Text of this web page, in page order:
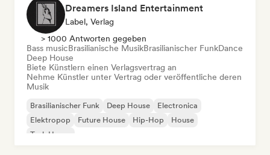
Dreamers Island Entertainment
Label, Verlag
> 1000 Antworten gegeben
Bass musicBrasilianische MusikBrasilianischer FunkDance
Deep House
Biete Künstlern einen Verlagsvertrag an
Nehme Künstler unter Vertrag oder veröffentliche deren
Musik
Brasilianischer Funk Deep House
Electronica
Elektropop
Future House Hip-Hop
House
Tech House